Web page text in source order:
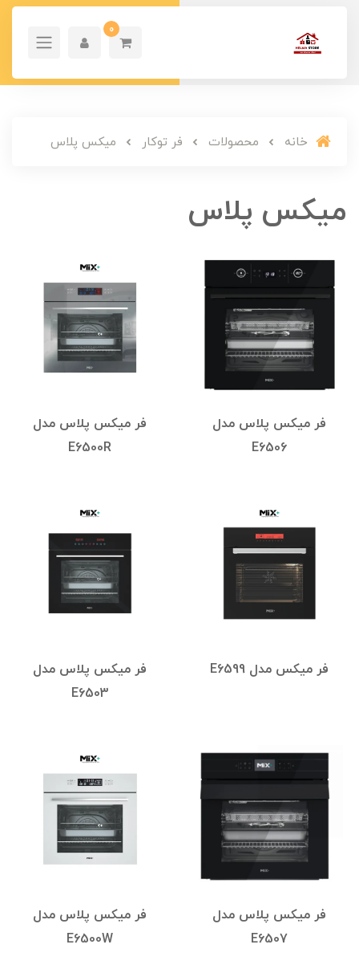
0
خانه محصولات فر توکار میکس پلاس
میکس پلاس
فر میکس پلاس مدل
E6506
فر میکس پلاس مدل
E6500R
فر میکس مدل E6599
فر میکس پلاس مدل
E6503
فر میکس پلاس مدل
E6507
فر میکس پلاس مدل
E6500W